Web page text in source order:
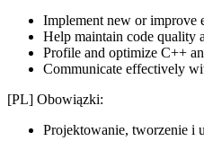
Implement new or improve
Help maintain code quality
Profile and optimize C++
Communicate effectively
[PL] Obowiązki:
Projektowanie, tworzenie i